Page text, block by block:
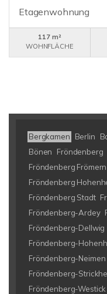
Etagenwohnung
117 m²
WOHNFLÄCHE
Bergkamen Berlin
Bönen
Fröndenberg
Fröndenberg Frömern
Fröndenberg
Fröndenberg Stadt
Fröndenberg-Ardey
Fröndenberg-Dellwig
Fröndenberg-
Fröndenberg-Neimen
Fröndenberg-
Fröndenberg-Westick